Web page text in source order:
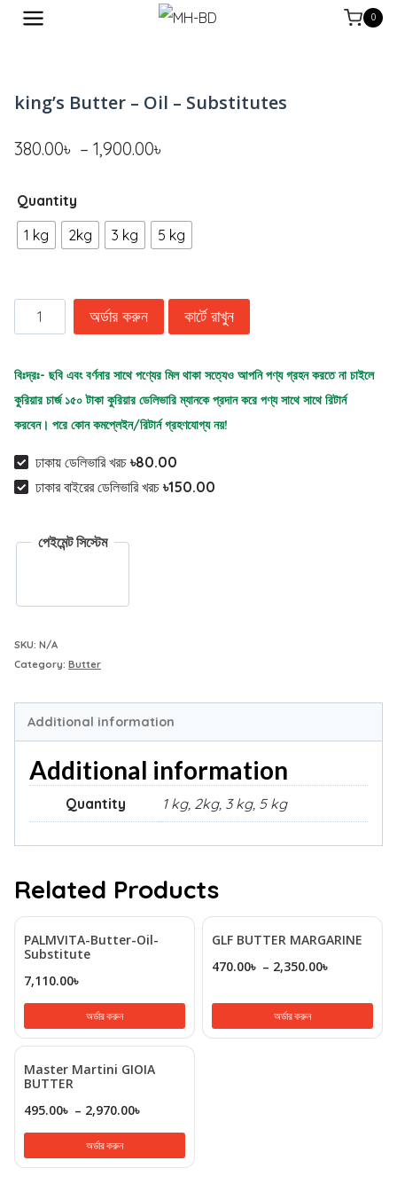
0
king’s Butter – Oil – Substitutes
380.00৳ – 1,900.00৳
Quantity
1 kg
2kg 3 kg 5 kg
অর্ডার করুন কার্টে রাখুন
বিঃদ্রঃ- ছবি এবং বর্ণনার সাথে পণ্যের মিল থাকা সত্যেও আপনি পণ্য গ্রহন করতে না চাইলে
কুরিয়ার চার্জ ১৫০ টাকা কুরিয়ার ডেলিভারি ম্যানকে প্রদান করে পণ্য সাথে সাথে রিটার্ন
করবেন। পরে কোন কমপ্লেইন/রিটার্ন গ্রহণযোগ্য নয়!
ঢাকায় ডেলিভারি খরচ ৳80.00
ঢাকার বাইরের ডেলিভারি খরচ ৳150.00
পেইমেন্ট সিস্টেম
SKU: N/A
Category: Butter
Additional information
Additional information
Quantity 1 kg, 2kg, 3 kg, 5 kg
Related Products
PALMVITA-Butter-Oil-
Substitute
7,110.00৳
অর্ডার করুন
GLF BUTTER MARGARINE
470.00৳ – 2,350.00৳
অর্ডার করুন
Master Martini GIOIA
BUTTER
495.00৳ – 2,970.00৳
অর্ডার করুন